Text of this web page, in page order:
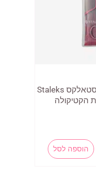
מספריים לציפורניים סטאלקס Staleks
המחיר
הנוכחי
הוספה לסל